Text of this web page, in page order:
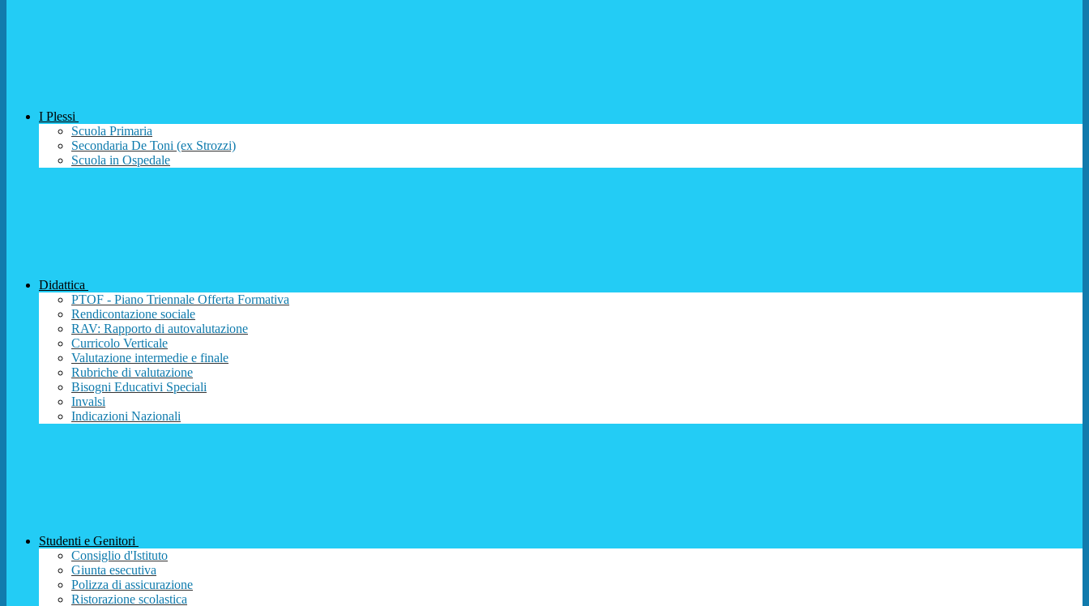
I Plessi
Scuola Primaria
Secondaria De Toni (ex Strozzi)
Scuola in Ospedale
Didattica
PTOF - Piano Triennale Offerta Formativa
Rendicontazione sociale
RAV: Rapporto di autovalutazione
Curricolo Verticale
Valutazione intermedie e finale
Rubriche di valutazione
Bisogni Educativi Speciali
Invalsi
Indicazioni Nazionali
Studenti e Genitori
Consiglio d'Istituto
Giunta esecutiva
Polizza di assicurazione
Ristorazione scolastica